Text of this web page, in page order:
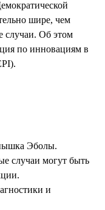
шире, чем
случаи. Об этом
по инновациям в
Эболы.
случаи могут быть
и